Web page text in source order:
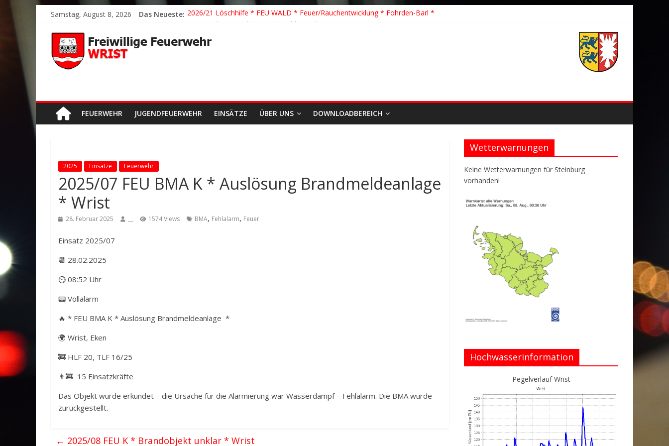
Samstag, August 8, 2026 Das Neueste: 2026/21 Löschhilfe * FEU WALD * Feuer/Rauchentwicklung * Föhrden-Barl *
2026/23 TH K Y * Person in festsitzendem Aufzug *
2026/22 TH Y * VU * 1 Person klemmt * Hingstheide
FEUERWEHR JUGENDFEUERWEHR EINSÄTZE ÜBER UNS DOWNLOADBEREICH
2025 Einsätze Feuerwehr
2025/07 FEU BMA K * Auslösung Brandmeldeanlage
* Wrist
28. Februar 2025 1574 Views BMA, Fehlalarm, Feuer
Einsatz 2025/07
📆 28.02.2025
⏲ 08:52 Uhr
📟 Vollalarm
🔥 * FEU BMA K * Auslösung Brandmeldeanlage *
🌍 Wrist, Eken
🚒 HLF 20, TLF 16/25
👨‍🚒 15 Einsatzkräfte
Das Objekt wurde erkundet – die Ursache für die Alarmierung war Wasserdampf – Fehlalarm. Die BMA wurde
zurückgestellt.
← 2025/08 FEU K * Brandobjekt unklar * Wrist
Wetterwarnungen
Keine Wetterwarnungen für Steinburg
vorhanden!
Hochwasserinformation
Pegelverlauf Wrist